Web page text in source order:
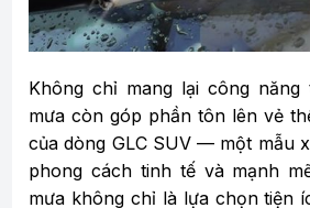
Không chỉ mang lại công
mưa còn góp phần tôn lên vẻ
của dòng GLC SUV — một mẫu
phong cách tinh tế và mạnh
mưa không chỉ là lựa chọn tiện